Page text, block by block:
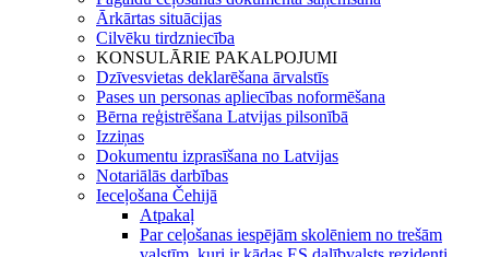
Ārkārtas situācijas
Cilvēku tirdzniecība
KONSULĀRIE PAKALPOJUMI
Dzīvesvietas deklarēšana ārvalstīs
Pases un personas apliecības noformēšana
Bērna reģistrēšana Latvijas pilsonībā
Izziņas
Dokumentu izprasīšana no Latvijas
Notariālās darbības
Ieceļošana Čehijā
Atpakaļ
Par ceļošanas iespējām skolēniem no trešām